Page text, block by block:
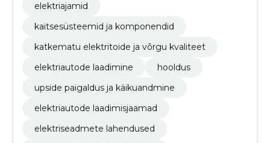
elektriajamid
kaitsesüsteemid ja komponendid
katkematu elektritoide ja võrgu kvaliteet
elektriautode laadimine
hooldus
upside paigaldus ja käikuandmine
elektriautode laadimisjaamad
elektriseadmete lahendused